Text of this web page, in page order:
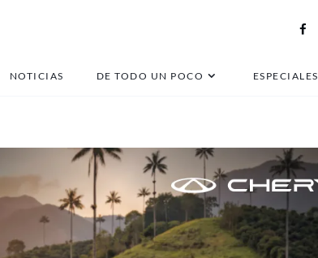
NOTICIAS DE TODO UN POCO ESPECIALES
Miami